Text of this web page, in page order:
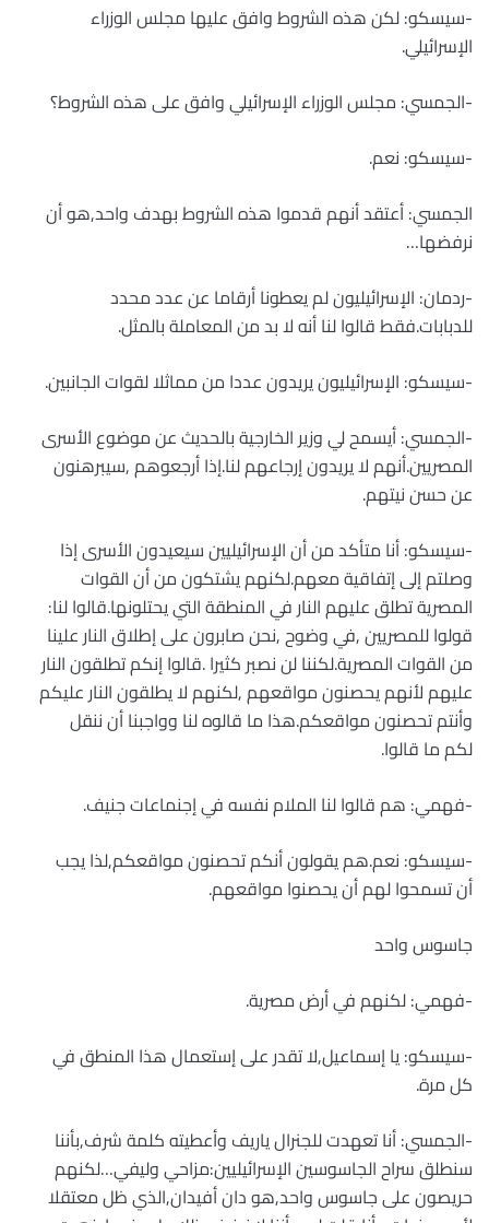
-سيسكو: لكن هذه الشروط وافق عليها مجلس الوزراء
الإسرائيلي.
-الجمسي: مجلس الوزراء الإسرائيلي وافق على هذه الشروط؟
-سيسكو: نعم.
الجمسي: أعتقد أنهم قدموا هذه الشروط بهدف واحد,هو أن
نرفضها…
-ردمان: الإسرائيليون لم يعطونا أرقاما عن عدد محدد
للدبابات.فقط قالوا لنا أنه لا بد من المعاملة بالمثل.
-سيسكو: الإسرائيليون يريدون عددا من مماثلا لقوات الجانبين.
-الجمسي: أيسمح لي وزير الخارجية بالحديث عن موضوع الأسرى
المصريين.أنهم لا يريدون إرجاعهم لنا.إذا أرجعوهم ,سيبرهنون
عن حسن نيتهم.
-سيسكو: أنا متأكد من أن الإسرائيليين سيعيدون الأسرى إذا
وصلتم إلى إتفاقية معهم.لكنهم يشتكون من أن القوات
المصرية تطلق عليهم النار في المنطقة التي يحتلونها.قالوا لنا:
قولوا للمصريين ,في وضوح ,نحن صابرون على إطلاق النار علينا
من القوات المصرية.لكننا لن نصبر كثيرا .قالوا إنكم تطلقون النار
عليهم لأنهم يحصنون مواقعهم ,لكنهم لا يطلقون النار عليكم
وأنتم تحصنون مواقعكم.هذا ما قالوه لنا وواجبنا أن ننقل
لكم ما قالوا.
-فهمي: هم قالوا لنا الملام نفسه في إجنماعات جنيف.
-سيسكو: نعم.هم يقولون أنكم تحصنون مواقعكم,لذا يجب
أن تسمحوا لهم أن يحصنوا مواقعهم.
جاسوس واحد
-فهمي: لكنهم في أرض مصرية.
-سيسكو: يا إسماعيل,لا تقدر على إستعمال هذا المنطق في
كل مرة.
-الجمسي: أنا تعهدت للجنرال ياريف وأعطيته كلمة شرف,بأننا
سنطلق سراح الجاسوسين الإسرائيليين:مزاحي وليفي…لكنهم
حريصون على جاسوس واحد,هو دان أفيدان,الذي ظل معتقلا